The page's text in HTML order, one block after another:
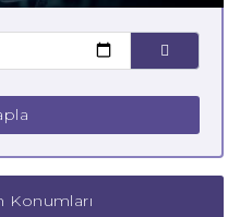
Konumları